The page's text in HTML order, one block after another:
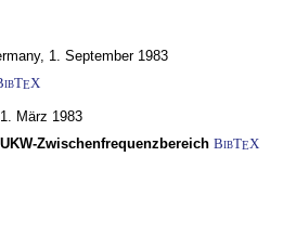
1. September 1983
EX
1. März 1983
Zwischenfrequenzbereich BibTEX